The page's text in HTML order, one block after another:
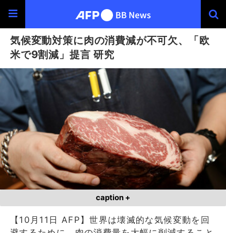
気候変動対策に肉の消費減が不可欠、「欧
米で9割減」提言 研究
caption +
【10月11日 AFP】世界は壊滅的な気候変動を回